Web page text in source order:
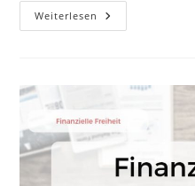
Weiterlesen Das
Geld-
Von
2
Qm
Fläche
Reich
Wirst